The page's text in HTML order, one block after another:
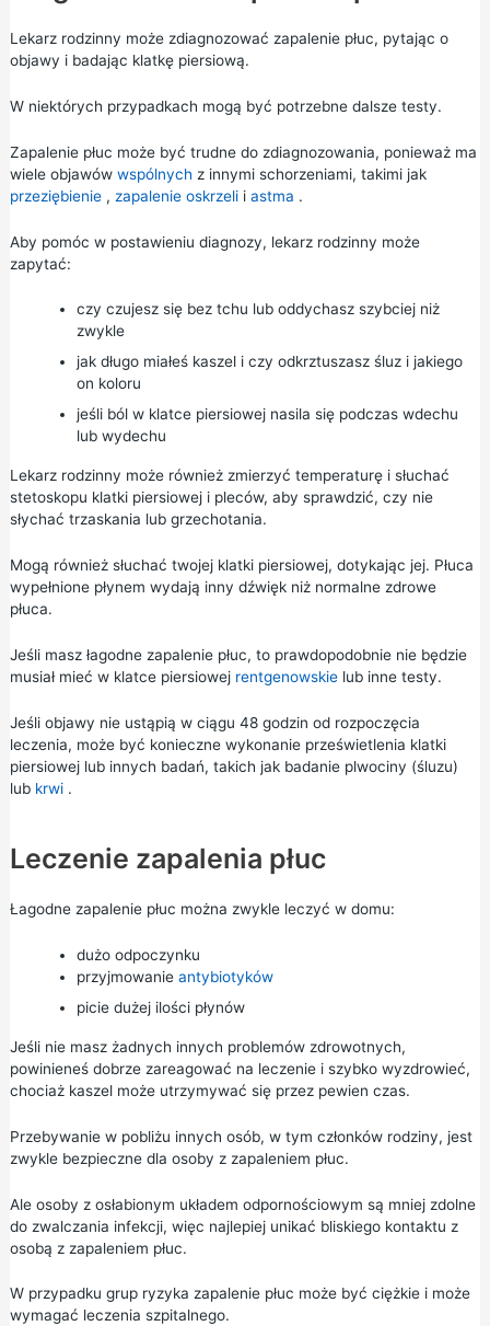
Lekarz rodzinny może zdiagnozować zapalenie płuc, pytając o
objawy i badając klatkę piersiową.
W niektórych przypadkach mogą być potrzebne dalsze testy.
Zapalenie płuc może być trudne do zdiagnozowania, ponieważ ma
wiele objawów wspólnych z innymi schorzeniami, takimi jak
przeziębienie, zapalenie oskrzelii astma .
Aby pomóc w postawieniu diagnozy, lekarz rodzinny może
zapytać:
czy czujesz się bez tchu lub oddychasz szybciej niż
zwykle
jak długo miałeś kaszel i czy odkrztuszasz śluz i jakiego
on koloru
jeśli ból w klatce piersiowej nasila się podczas wdechu
lub wydechu
Lekarz rodzinny może również zmierzyć temperaturę i słuchać
stetoskopu klatki piersiowej i pleców, aby sprawdzić, czy nie
słychać trzaskania lub grzechotania.
Mogą również słuchać twojej klatki piersiowej, dotykając jej. Płuca
wypełnione płynem wydają inny dźwięk niż normalne zdrowe
płuca.
Jeśli masz łagodne zapalenie płuc, to prawdopodobnie nie będzie
musiał mieć w klatce piersiowej rentgenowskielub inne testy.
Jeśli objawy nie ustąpią w ciągu 48 godzin od rozpoczęcia
leczenia, może być konieczne wykonanie prześwietlenia klatki
piersiowej lub innych badań, takich jak badanie plwociny (śluzu)
lub krwi.
Leczenie zapalenia płuc
Łagodne zapalenie płuc można zwykle leczyć w domu:
dużo odpoczynku
przyjmowanie antybiotyków
picie dużej ilości płynów
Jeśli nie masz żadnych innych problemów zdrowotnych,
powinieneś dobrze zareagować na leczenie i szybko wyzdrowieć,
chociaż kaszel może utrzymywać się przez pewien czas.
Przebywanie w pobliżu innych osób, w tym członków rodziny, jest
zwykle bezpieczne dla osoby z zapaleniem płuc.
Ale osoby z osłabionym układem odpornościowym są mniej zdolne
do zwalczania infekcji, więc najlepiej unikać bliskiego kontaktu z
osobą z zapaleniem płuc.
W przypadku grup ryzyka zapalenie płuc może być ciężkie i może
wymagać leczenia szpitalnego.